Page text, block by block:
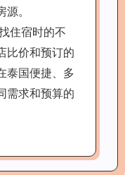
。
住宿时的不
比价和预订的
泰国便捷、多
需求和预算的